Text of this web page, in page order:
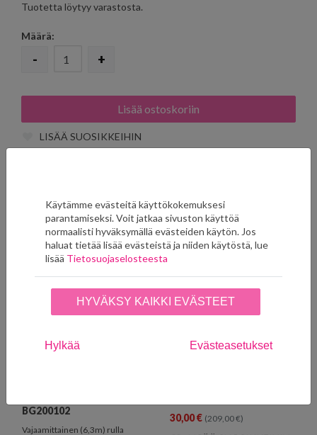
Tuotetta löytyy varastosta.
Määrä:
- +
LISÄÄ SUOSIKKEIHIN
Ryhmän muut tuotteet
Tarjous
BG200102
Vajaamittainen (6,3m) rulla
Tarjous
30,00€ (209,00€)
Käytämme evästeitä käyttökokemuksesi
parantamiseksi. Voit jatkaa sivuston käyttöä
normaalisti hyväksymällä evästeiden käytön. Jos
haluat tietää lisää evästeistä ja niiden käytöstä, lue
lisää Tietosuojaselosteesta
HYVÄKSY KAIKKI EVÄSTEET
Hylkää Evästeasetukset